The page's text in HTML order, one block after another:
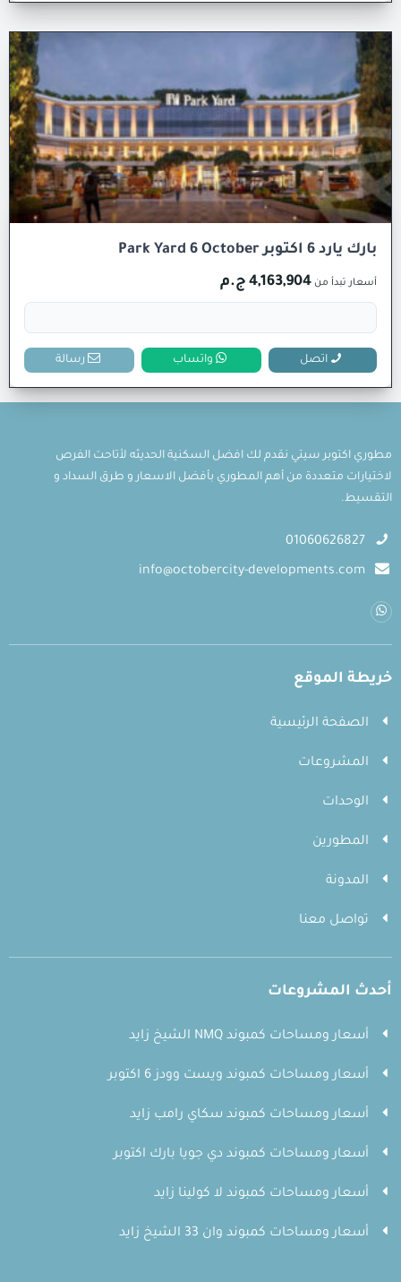
بارك يارد 6 اكتوبر Park Yard 6 October
أسعار تبدأ من 4,163,904 ج.م
اتصل واتساب رسالة
مطوري اكتوبر سيتي نقدم لك افضل السكنية الحديثه لأتاحت الفرص
لاختيارات متعددة من أهم المطوري بأفضل الاسعار و طرق السداد و
التقسيط.
01060626827
info@octobercity-developments.com
خريطة الموقع
الصفحة الرئيسية
المشروعات
الوحدات
المطورين
المدونة
تواصل معنا
أحدث المشروعات
أسعار ومساحات كمبوند NMQ الشيخ زايد
أسعار ومساحات كمبوند ويست وودز 6 اكتوبر
أسعار ومساحات كمبوند سكاي رامب زايد
أسعار ومساحات كمبوند دي جويا بارك اكتوبر
أسعار ومساحات كمبوند لا كولينا زايد
أسعار ومساحات كمبوند وان 33 الشيخ زايد